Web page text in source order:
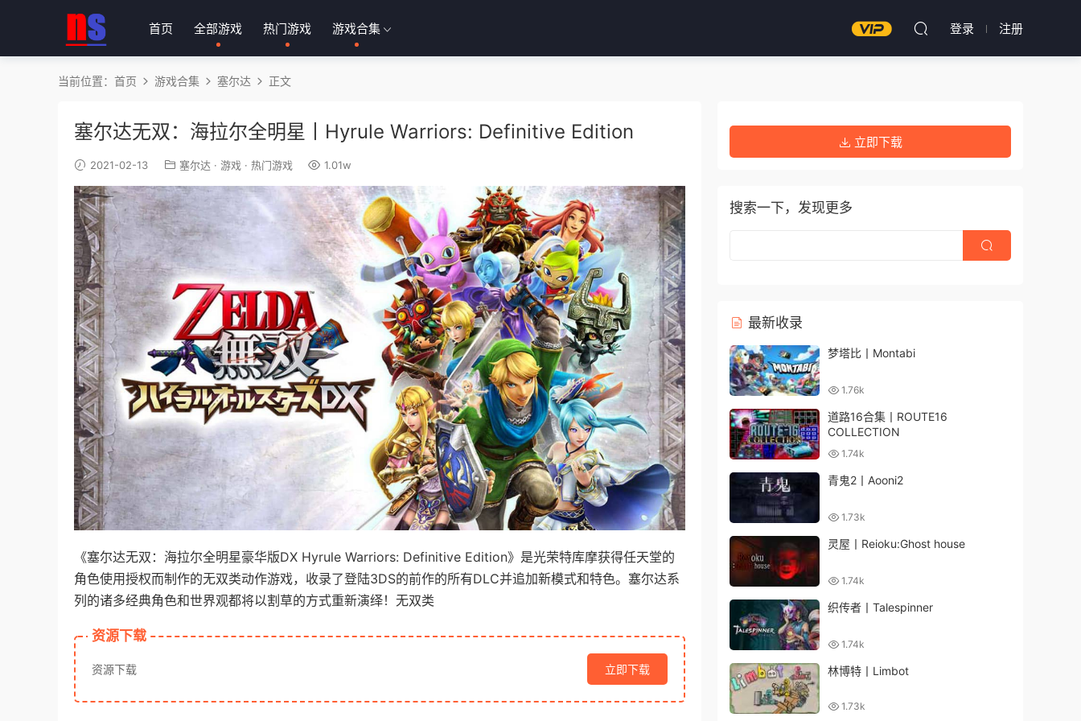
首页 全部游戏 热门游戏 游戏合集 登录 注册
当前位置： 首页 游戏合集 塞尔达 正文
塞尔达无双：海拉尔全明星丨Hyrule Warriors: Definitive Edition
2021-02-13 塞尔达 · 游戏 · 热门游戏 1.01w
《塞尔达无双：海拉尔全明星豪华版DX Hyrule Warriors: Definitive Edition》是光荣特库摩获得任天堂的
角色使用授权而制作的无双类动作游戏，收录了登陆3DS的前作的所有DLC并追加新模式和特色。塞尔达系
列的诸多经典角色和世界观都将以割草的方式重新演绎！无双类
资源下载
资源下载 立即下载
立即下载
搜索一下，发现更多
最新收录
梦塔比丨Montabi
1.76k
道路16合集丨ROUTE16
COLLECTION
1.74k
青鬼2丨Aooni2
1.73k
灵屋丨Reioku:Ghost house
1.74k
织传者丨Talespinner
1.74k
林博特丨Limbot
1.73k